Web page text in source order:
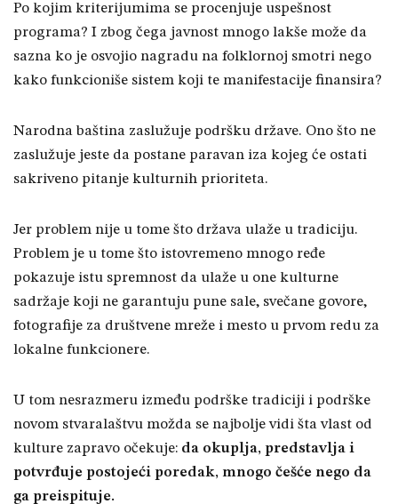
Po kojim kriterijumima se procenjuje uspešnost
programa? I zbog čega javnost mnogo lakše može da
sazna ko je osvojio nagradu na folklornoj smotri nego
kako funkcioniše sistem koji te manifestacije finansira?
Narodna baština zaslužuje podršku države. Ono što ne
zaslužuje jeste da postane paravan iza kojeg će ostati
sakriveno pitanje kulturnih prioriteta.
Jer problem nije u tome što država ulaže u tradiciju.
Problem je u tome što istovremeno mnogo ređe
pokazuje istu spremnost da ulaže u one kulturne
sadržaje koji ne garantuju pune sale, svečane govore,
fotografije za društvene mreže i mesto u prvom redu za
lokalne funkcionere.
U tom nesrazmeru između podrške tradiciji i podrške
novom stvaralaštvu možda se najbolje vidi šta vlast od
kulture zapravo očekuje: da okuplja, predstavlja i
potvrđuje postojeći poredak, mnogo češće nego da
ga preispituje.